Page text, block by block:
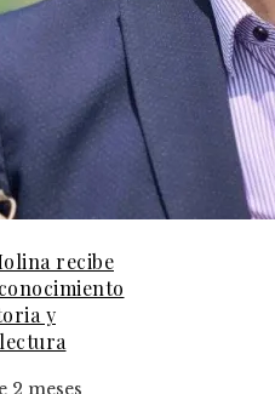
recibe
y
2 meses